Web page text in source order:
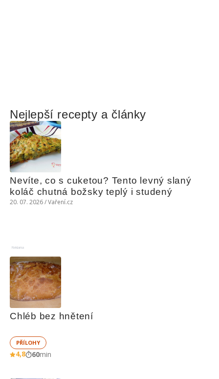
Nejlepší recepty a články
Nevíte, co s cuketou? Tento levný slaný
koláč chutná božsky teplý i studený
20. 07. 2026 / Vaření.cz
Reklama
Chléb bez hnětení
PŘÍLOHY
4,8 60min